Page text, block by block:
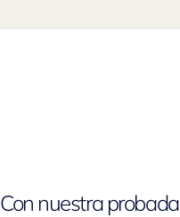
Con nuestra probada